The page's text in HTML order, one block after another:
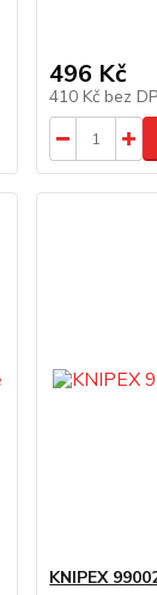
496 Kč
410 Kč bez
KNIPEX